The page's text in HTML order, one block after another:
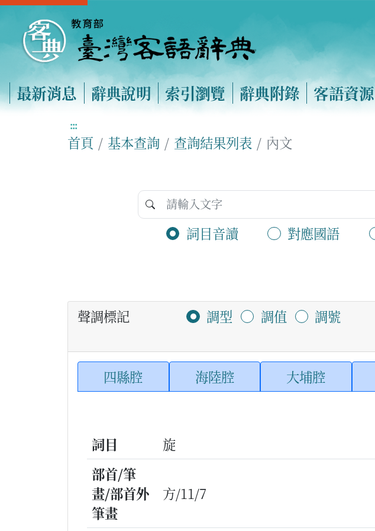
最新消息 辭典說明 索引瀏覽 辭典附錄 客語資源
:::
首頁 基本查詢 查詢結果列表 內文
詞目音讀 對應國語
聲調標記 調型 調值 調號
四縣腔 海陸腔 大埔腔
詞目
旋
部首/筆
畫/部首外
筆畫
方/11/7